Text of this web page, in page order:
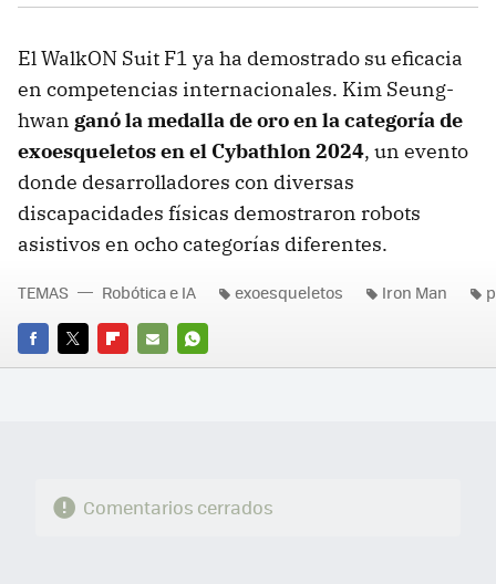
El WalkON Suit F1 ya ha demostrado su eficacia
en competencias internacionales. Kim Seung-
hwan ganó la medalla de oro en la categoría de
exoesqueletos en el Cybathlon 2024, un evento
donde desarrolladores con diversas
discapacidades físicas demostraron robots
asistivos en ocho categorías diferentes.
FACEBOOK
TWITTERFLIPBOARD
E-
WHATSAPP
TEMAS Robótica e IA exoesqueletos Iron Man
Comentarios cerrados